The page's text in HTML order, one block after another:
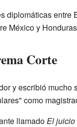
diplomáticas
México y
Corte
y escribió mucho
como
llamadoEl juicio